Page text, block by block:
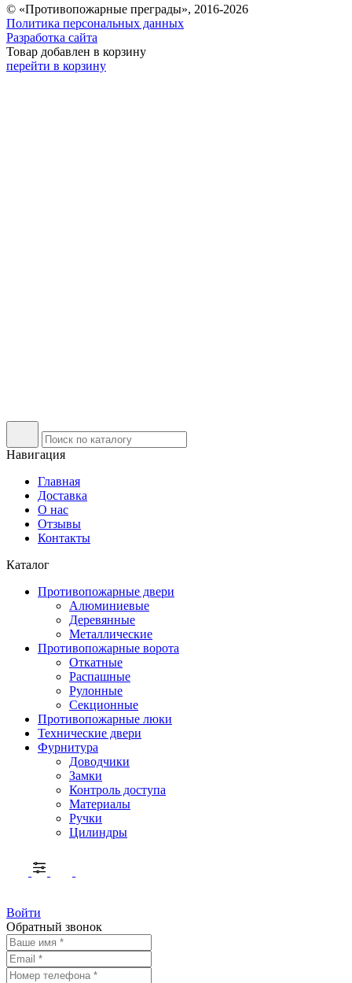
© «Противопожарные преграды», 2016-2026
Политика персональных данных
Разработка сайта
Товар добавлен в корзину
перейти в корзину
Навигация
Главная
Доставка
О нас
Отзывы
Контакты
Каталог
Противопожарные двери
Алюминиевые
Деревянные
Металлические
Противопожарные ворота
Откатные
Распашные
Рулонные
Секционные
Противопожарные люки
Технические двери
Фурнитура
Доводчики
Замки
Контроль доступа
Материалы
Ручки
Цилиндры
Войти
Обратный звонок